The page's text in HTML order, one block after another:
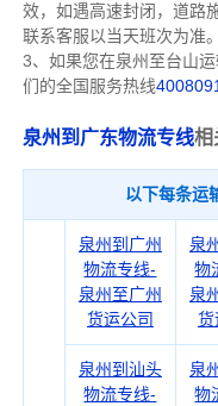
效，如遇高速封闭，道路
联系客服以当天班次为准。
3、如果您在泉州 至台山
们的全国服务热线
泉州到广东物流专线相
以下每条运
泉州到广州
物流专线-
泉州至广州
货运公司
泉
物
泉
货
泉州到汕头
物流专线-
泉
物